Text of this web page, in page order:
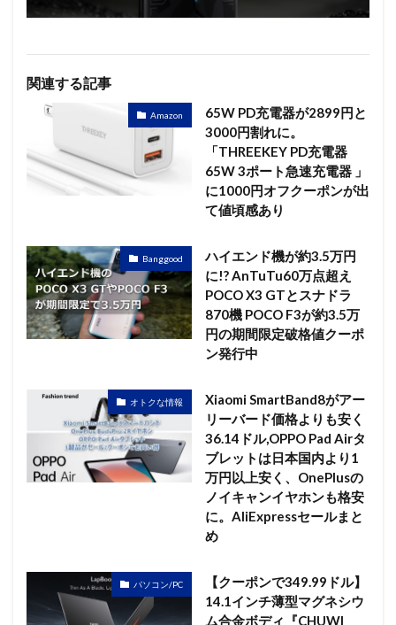
関連する記事
Amazon
65W PD充電器が2899円と
3000円割れに。
「THREEKEY PD充電器
65W 3ポート急速充電器 」
に1000円オフクーポンが出
て値頃感あり
Banggood
ハイエンド機が約3.5万円
に!? AnTuTu60万点超え
POCO X3 GTとスナドラ
870機 POCO F3が約3.5万
円の期間限定破格値クーポ
ン発行中
オトクな情報
Xiaomi SmartBand8がアー
リーバード価格よりも安く
36.14ドル,OPPO Pad Airタ
ブレットは日本国内より1
万円以上安く、OnePlusの
ノイキャンイヤホンも格安
に。AliExpressセールまと
め
パソコン/PC
【クーポンで349.99ドル】
14.1インチ薄型マグネシウ
ム合金ボディ『CHUWI